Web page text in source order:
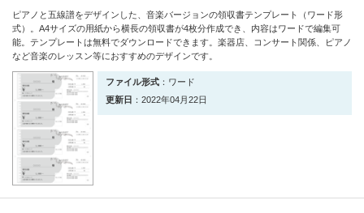
ピアノと五線譜をデザインした、音楽バージョンの領収書テンプレート（ワード形
式）。A4サイズの用紙から横長の領収書が4枚分作成でき、内容はワードで編集可
能。テンプレートは無料でダウンロードできます。楽器店、コンサート関係、ピアノ
など音楽のレッスン等におすすめのデザインです。
ファイル形式 ：ワード
更新日 ：2022年04月22日